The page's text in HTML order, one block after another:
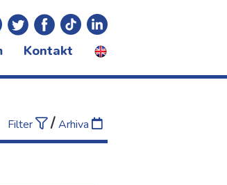
Kontakt
Filter /Arhiva